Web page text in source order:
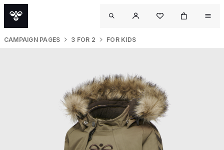
CAMPAIGN PAGES 3 FOR 2 FOR KIDS